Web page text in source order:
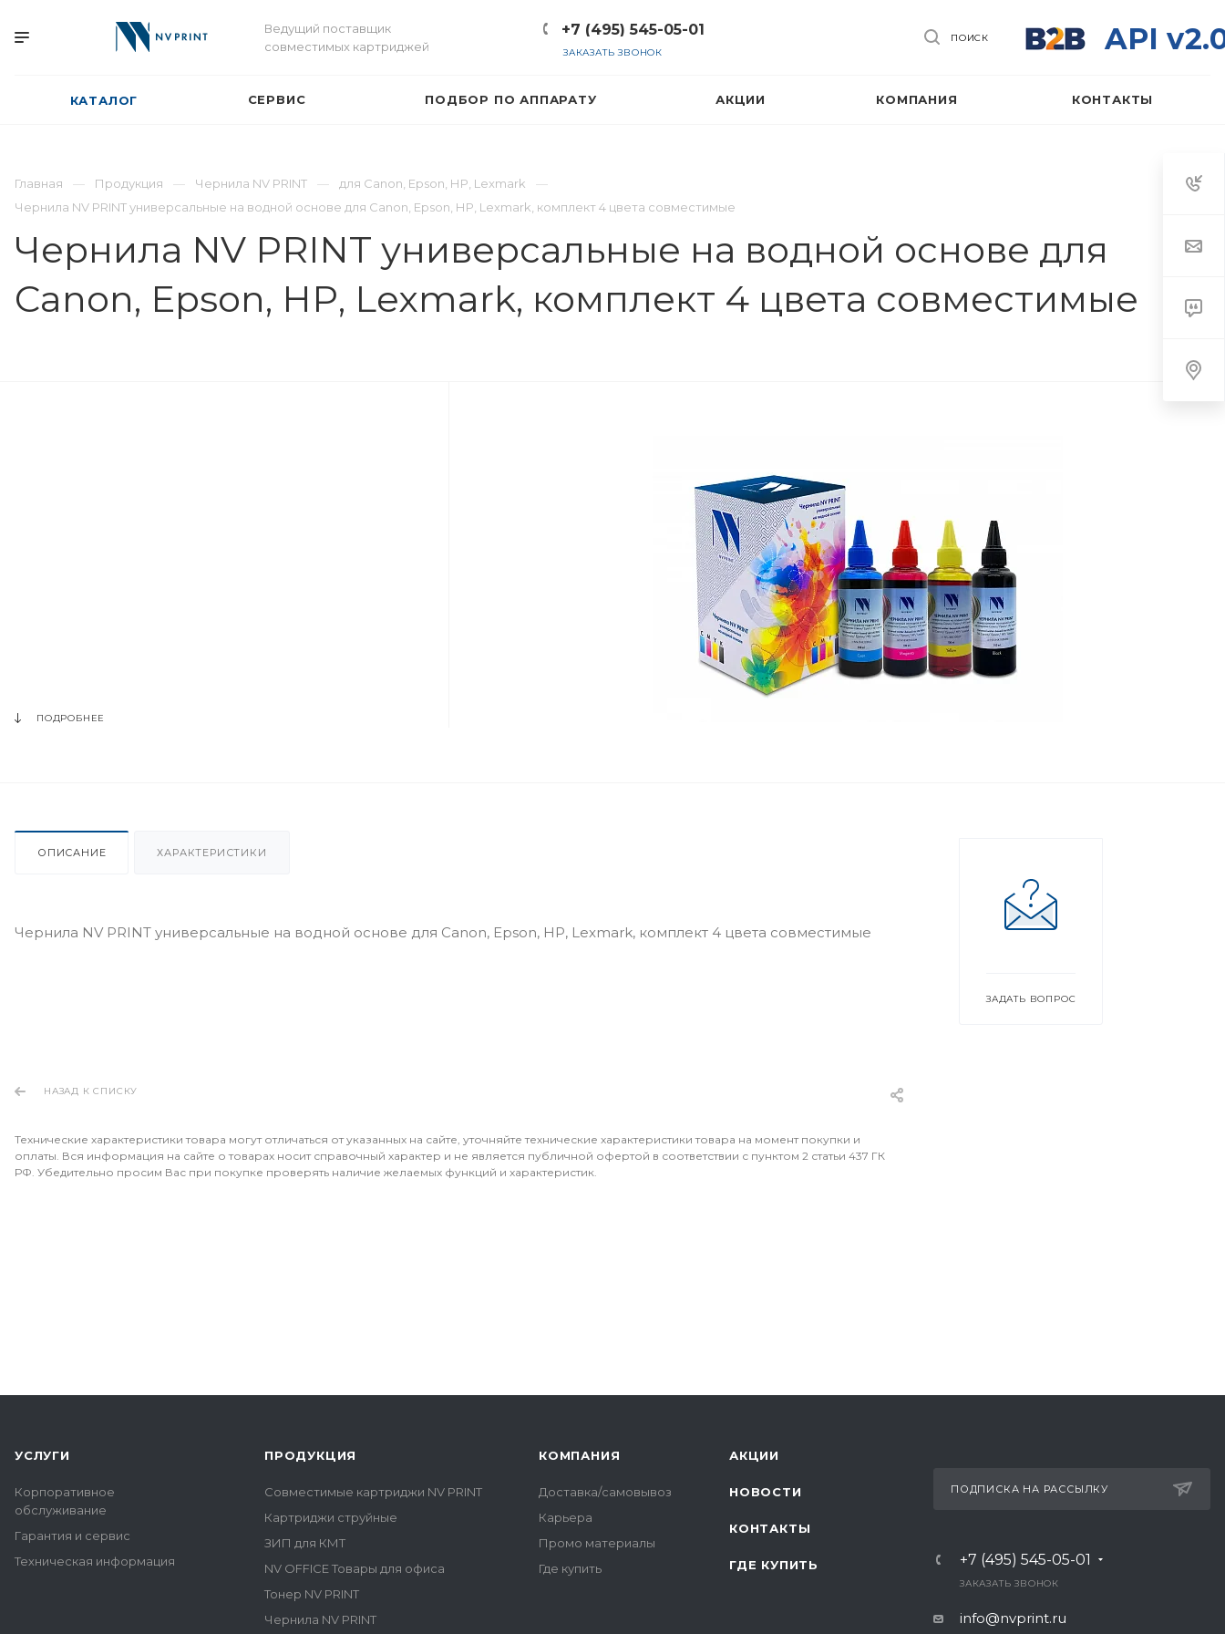
Ведущий поставщик
совместимых картриджей
+7 (495) 545-05-01
ЗАКАЗАТЬ ЗВОНОК API
ПОИСК
КАТАЛОГ СЕРВИС ПОДБОР ПО АППАРАТУ АКЦИИ КОМПАНИЯ КОНТАКТЫ
Главная Продукция Чернила NV PRINT
для Сanon, Epson, НР, Lexmark
Чернила NV PRINT универсальные на водной основе для Сanon, Epson, НР, Lexmark, комплект 4 цвета совместимые
Чернила NV PRINT универсальные на водной основе для
Сanon, Epson, НР, Lexmark, комплект 4 цвета совместимые
ПОДРОБНЕЕ
ЗАДАТЬ ВОПРОС
ОПИСАНИЕ ХАРАКТЕРИСТИКИ
Чернила NV PRINT универсальные на водной основе для Сanon, Epson, НР, Lexmark, комплект 4 цвета совместимые
НАЗАД К СПИСКУ
Технические характеристики товара могут отличаться от указанных на сайте, уточняйте технические характеристики товара на момент покупки и
оплаты. Вся информация на сайте о товарах носит справочный характер и не является публичной офертой в соответствии с пунктом 2 статьи 437 ГК
РФ. Убедительно просим Вас при покупке проверять наличие желаемых функций и характеристик.
УСЛУГИ
Корпоративное
обслуживание
Гарантия и сервис
Техническая информация
ПРОДУКЦИЯ
Совместимые картриджи NV PRINT
Картриджи струйные
ЗИП для КМТ
NV OFFICE Товары для офиса
Тонер NV PRINT
Чернила NV PRINT
КОМПАНИЯ
Доставка/самовывоз
Карьера
Промо материалы
Где купить
АКЦИИ
НОВОСТИ
КОНТАКТЫ
ГДЕ КУПИТЬ
ПОДПИСКА НА РАССЫЛКУ
+7 (495) 545-05-01
ЗАКАЗАТЬ ЗВОНОК
info@nvprint.ru